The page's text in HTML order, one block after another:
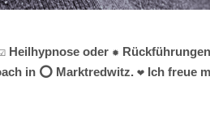
Heilhypnose oder ✹
in ⭕ Marktredwitz. ❤ Ich freue